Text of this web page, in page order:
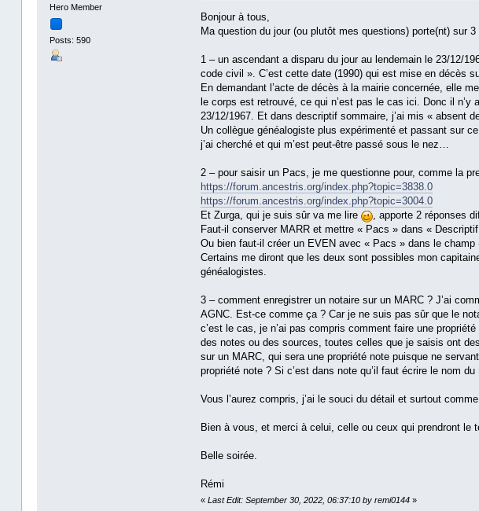
Hero Member
Posts: 590
Bonjour à tous,
Ma question du jour (ou plutôt mes questions) porte(nt) sur
1 – un ascendant a disparu du jour au lendemain le 23/12/
code civil ». C’est cette date (1990) qui est mise en décès
En demandant l’acte de décès à la mairie concernée, elle
le corps est retrouvé, ce qui n’est pas le cas ici. Donc il
23/12/1967. Et dans descriptif sommaire, j’ai mis « absent
Un collègue généalogiste plus expérimenté et passant sur
j’ai cherché et qui m’est peut-être passé sous le nez…
2 – pour saisir un Pacs, je me questionne pour, comme la
https://forum.ancestris.org/index.php?topic=3838.0
https://forum.ancestris.org/index.php?topic=3004.0
Et Zurga, qui je suis sûr va me lire
, apporte 2 réponses
Faut-il conserver MARR et mettre « Pacs » dans «
Ou bien faut-il créer un EVEN avec « Pacs » dans le champ
Certains me diront que les deux sont possibles mon
généalogistes.
3 – comment enregistrer un notaire sur un MARC ? J’ai
AGNC. Est-ce comme ça ? Car je ne suis pas sûr que le
c’est le cas, je n’ai pas compris comment faire une
des notes ou des sources, toutes celles que je saisis ont
sur un MARC, qui sera une propriété note puisque ne
propriété note ? Si c’est dans note qu’il faut écrire le nom
Vous l’aurez compris, j’ai le souci du détail et surtout
Bien à vous, et merci à celui, celle ou ceux qui prendront le
Belle soirée.
Rémi
« Last Edit: September 30, 2022, 06:37:10 by remi0144»